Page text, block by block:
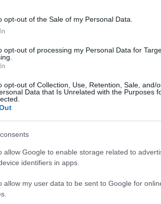
opt-out of the Sale of my Personal Data.
opt-out of processing my Personal Data for
opt-out of Collection, Use, Retention, Sale, and/
Data that Is Unrelated with the Purposes
allow Google to enable storage related to
identifiers in apps.
allow my user data to be sent to Google for
csak a szerző előzetes írásbeli
reserved. Do not use or reproduce